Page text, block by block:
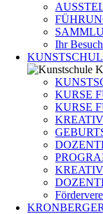
Ihr Besuch
KURSE
KURSE